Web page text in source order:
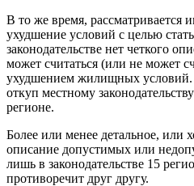
В то же время, рассматривается
ухудшение условий с целью
законодательстве нет четкого
может считаться (или не может
ухудшением жилищных условий.
откуп местному
регионе.
Более или менее детальное, или
описание допустимых или
лишь в законодательстве 15
противоречит друг другу.